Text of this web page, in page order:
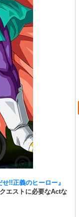
せ!!正義のヒーロー』
エストに必要なActな